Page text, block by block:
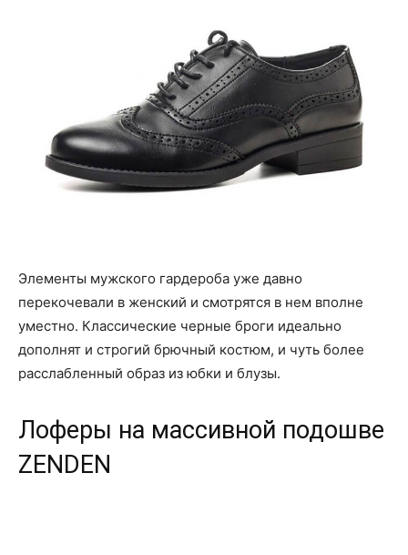
Элементы мужского гардероба уже давно
перекочевали в женский и смотрятся в нем вполне
уместно. Классические черные броги идеально
дополнят и строгий брючный костюм, и чуть более
расслабленный образ из юбки и блузы.
Лоферы на массивной подошве
ZENDEN